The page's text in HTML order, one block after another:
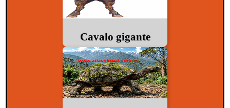
Cavalo gigante